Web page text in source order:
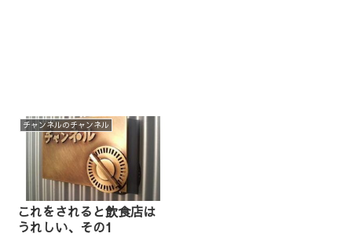
チャンネルのチャンネル
これをされると飲食店は
うれしい、その1